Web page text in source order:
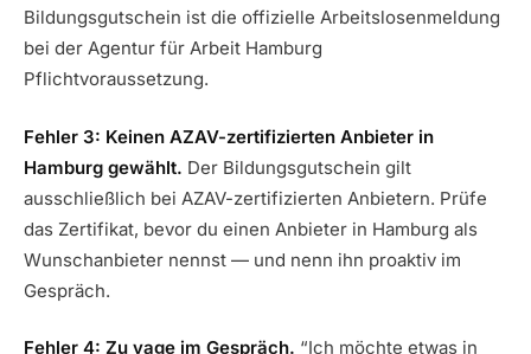
Bildungsgutschein ist die offizielle Arbeitslosenmeldung
bei der Agentur für Arbeit Hamburg
Pflichtvoraussetzung.
Fehler 3: Keinen AZAV-zertifizierten Anbieter in
Hamburg gewählt. Der Bildungsgutschein gilt
ausschließlich bei AZAV-zertifizierten Anbietern. Prüfe
das Zertifikat, bevor du einen Anbieter in Hamburg als
Wunschanbieter nennst — und nenn ihn proaktiv im
Gespräch.
Fehler 4: Zu vage im Gespräch. “Ich möchte etwas in